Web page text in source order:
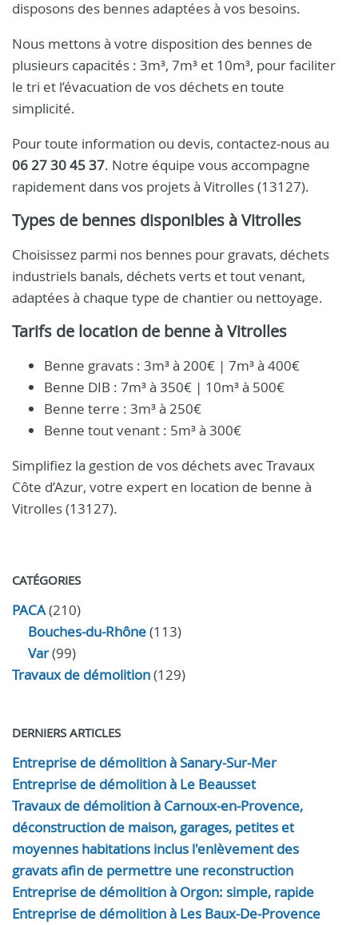
disposons des bennes adaptées à vos besoins.
Nous mettons à votre disposition des bennes de
plusieurs capacités : 3m³, 7m³ et 10m³, pour faciliter
le tri et l’évacuation de vos déchets en toute
simplicité.
Pour toute information ou devis, contactez-nous au
06 27 30 45 37. Notre équipe vous accompagne
rapidement dans vos projets à Vitrolles (13127).
Types de bennes disponibles à Vitrolles
Choisissez parmi nos bennes pour gravats, déchets
industriels banals, déchets verts et tout venant,
adaptées à chaque type de chantier ou nettoyage.
Tarifs de location de benne à Vitrolles
Benne gravats : 3m³ à 200€ | 7m³ à 400€
Benne DIB : 7m³ à 350€ | 10m³ à 500€
Benne terre : 3m³ à 250€
Benne tout venant : 5m³ à 300€
Simplifiez la gestion de vos déchets avec Travaux
Côte d’Azur, votre expert en location de benne à
Vitrolles (13127).
CATÉGORIES
PACA(210)
Bouches-du-Rhône(113)
Var(99)
Travaux de démolition(129)
DERNIERS ARTICLES
Entreprise de démolition à Sanary-Sur-Mer
Entreprise de démolition à Le Beausset
Travaux de démolition à Carnoux-en-Provence,
déconstruction de maison, garages, petites et
moyennes habitations inclus l'enlèvement des
gravats afin de permettre une reconstruction
Entreprise de démolition à Orgon: simple, rapide
Entreprise de démolition à Les Baux-De-Provence